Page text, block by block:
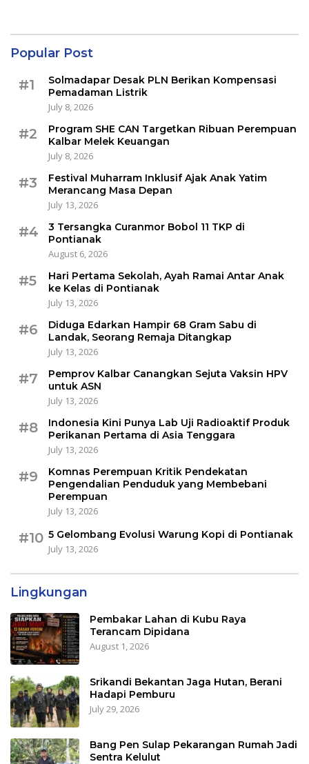
Popular Post
#1
Solmadapar Desak PLN Berikan Kompensasi
Pemadaman Listrik
July 8, 2026
#2
Program SHE CAN Targetkan Ribuan Perempuan
Kalbar Melek Keuangan
July 8, 2026
#3
Festival Muharram Inklusif Ajak Anak Yatim
Merancang Masa Depan
July 13, 2026
#4
3 Tersangka Curanmor Bobol 11 TKP di
Pontianak
August 6, 2026
#5
Hari Pertama Sekolah, Ayah Ramai Antar Anak
ke Kelas di Pontianak
July 13, 2026
#6
Diduga Edarkan Hampir 68 Gram Sabu di
Landak, Seorang Remaja Ditangkap
July 13, 2026
#7
Pemprov Kalbar Canangkan Sejuta Vaksin HPV
untuk ASN
July 13, 2026
#8
Indonesia Kini Punya Lab Uji Radioaktif Produk
Perikanan Pertama di Asia Tenggara
July 13, 2026
#9
Komnas Perempuan Kritik Pendekatan
Pengendalian Penduduk yang Membebani
Perempuan
July 13, 2026
#10 5 Gelombang Evolusi Warung Kopi di Pontianak
July 13, 2026
Lingkungan
Pembakar Lahan di Kubu Raya
Terancam Dipidana
August 1, 2026
Srikandi Bekantan Jaga Hutan, Berani
Hadapi Pemburu
July 29, 2026
Bang Pen Sulap Pekarangan Rumah Jadi
Sentra Kelulut